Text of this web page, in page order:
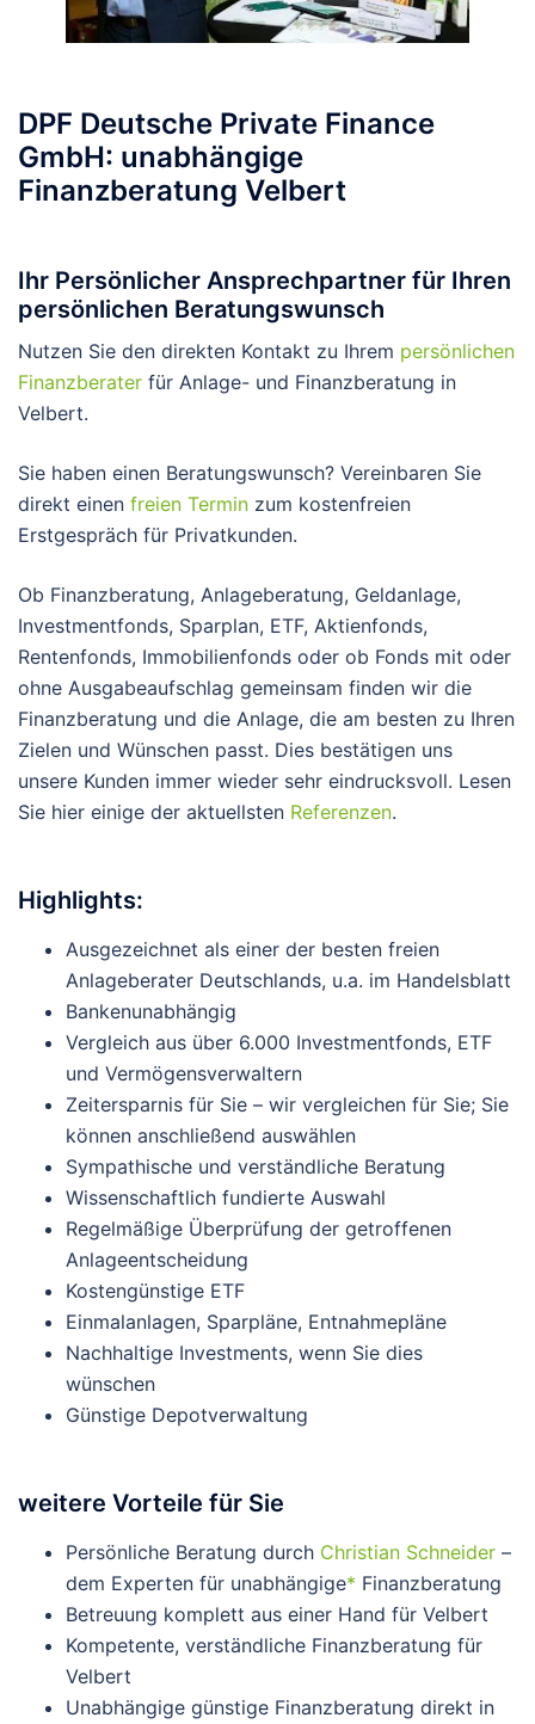
DPF Deutsche Private Finance
GmbH: unabhängige
Finanzberatung Velbert
Ihr Persönlicher Ansprechpartner für Ihren
persönlichen Beratungswunsch
Nutzen Sie den direkten Kontakt zu Ihrem persönlichen
Finanzberater für Anlage- und Finanzberatung in
Velbert.
Sie haben einen Beratungswunsch? Vereinbaren Sie
direkt einen freien Termin zum kostenfreien
Erstgespräch für Privatkunden.
Ob Finanzberatung, Anlageberatung, Geldanlage,
Investmentfonds, Sparplan, ETF, Aktienfonds,
Rentenfonds, Immobilienfonds oder ob Fonds mit oder
ohne Ausgabeaufschlag gemeinsam finden wir die
Finanzberatung und die Anlage, die am besten zu Ihren
Zielen und Wünschen passt. Dies bestätigen uns
unsere Kunden immer wieder sehr eindrucksvoll. Lesen
Sie hier einige der aktuellsten Referenzen.
Highlights:
Ausgezeichnet als einer der besten freien
Anlageberater Deutschlands, u.a. im Handelsblatt
Bankenunabhängig
Vergleich aus über 6.000 Investmentfonds, ETF
und Vermögensverwaltern
Zeitersparnis für Sie – wir vergleichen für Sie; Sie
können anschließend auswählen
Sympathische und verständliche Beratung
Wissenschaftlich fundierte Auswahl
Regelmäßige Überprüfung der getroffenen
Anlageentscheidung
Kostengünstige ETF
Einmalanlagen, Sparpläne, Entnahmepläne
Nachhaltige Investments, wenn Sie dies
wünschen
Günstige Depotverwaltung
weitere Vorteile für Sie
Persönliche Beratung durch Christian Schneider –
dem Experten für unabhängige* Finanzberatung
Betreuung komplett aus einer Hand für Velbert
Kompetente, verständliche Finanzberatung für
Velbert
Unabhängige günstige Finanzberatung direkt in